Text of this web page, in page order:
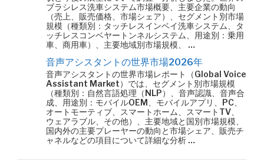
ブラシレス洗車システム市場概要、主要企業の動向
（売上、販売価格、市場シェア）、セグメント別市場
規模（種類別：タッチレスインベイ洗車システム、タ
ッチレスコンベヤートンネルシステム、用途別：乗用
車、商用車）、主要地域別市場規模、 …
音声アシスタントの世界市場2026年
音声アシスタントの世界市場レポート（Global Voice
Assistant Market）では、セグメント別市場規模
（種類別：自然言語処理（NLP）、音声認識、音声合
成、用途別：モバイルOEM、モバイルアプリ、PC、
オートモーティブ、スマートホーム、スマートTV、
ウェアラブル、その他）、主要地域と国別市場規模、
国内外の主要プレーヤーの動向と市場シェア、販売チ
ャネルなどの項目について詳細な分析 …